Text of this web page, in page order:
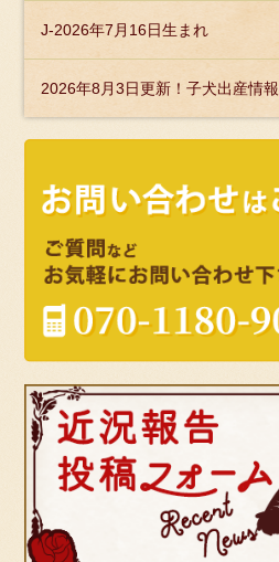
J-2026年7月16日生まれ
2026年8月3日更新！子犬出産情報